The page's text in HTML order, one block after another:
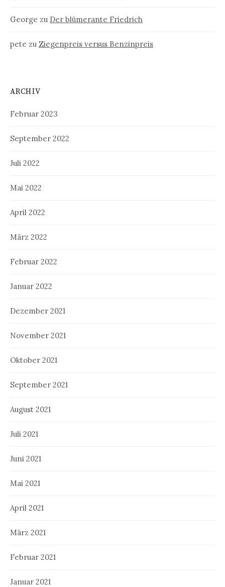
George zu Der blümerante Friedrich
pete zu Ziegenpreis versus Benzinpreis
ARCHIV
Februar 2023
September 2022
Juli 2022
Mai 2022
April 2022
März 2022
Februar 2022
Januar 2022
Dezember 2021
November 2021
Oktober 2021
September 2021
August 2021
Juli 2021
Juni 2021
Mai 2021
April 2021
März 2021
Februar 2021
Januar 2021